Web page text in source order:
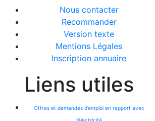
Nous contacter
Recommander
Version texte
Mentions Légales
Inscription annuaire
Liens utiles
Offres et demandes d’emploi en rapport avec